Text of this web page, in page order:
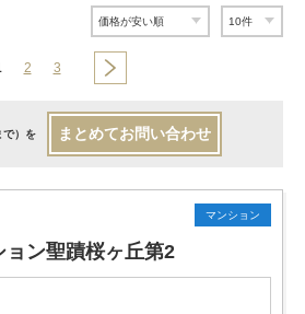
2 3
で）を まとめてお問い合わせ
マンション
ョン聖蹟桜ヶ丘第2